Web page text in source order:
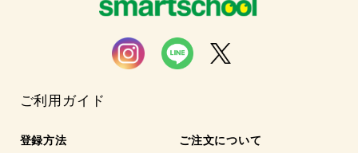
ご利用ガイド
登録方法 ご注文について